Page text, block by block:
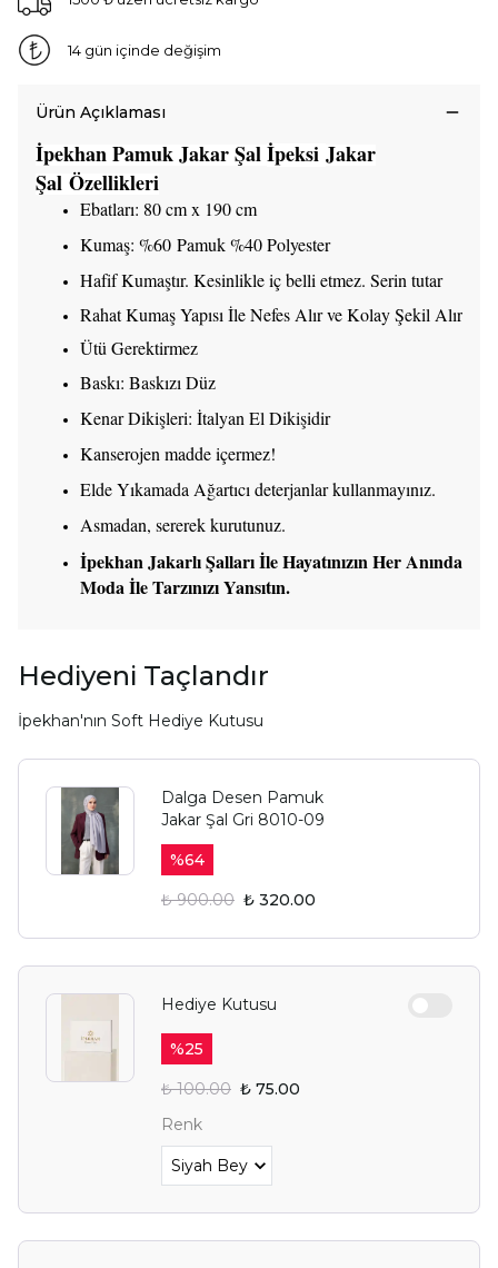
14 gün içinde değişim
Ürün Açıklaması
İpekhan Pamuk Jakar Şalİpeksi Jakar
Şal Özellikleri
Ebatları: 80 cm x 190 cm
Kumaş: %60 Pamuk %40 Polyester
Hafif Kumaştır. Kesinlikle iç belli etmez. Serin tutar
Rahat Kumaş Yapısı İle Nefes Alır ve Kolay Şekil Alır
Ütü Gerektirmez
Baskı: Baskızı Düz
Kenar Dikişleri: İtalyan El Dikişidir
Kanserojen madde içermez!
Elde Yıkamada Ağartıcı deterjanlar kullanmayınız.
Asmadan, sererek kurutunuz.
İpekhan Jakarlı Şalları İle Hayatınızın Her Anında
Moda İle Tarzınızı Yansıtın.
Hediyeni Taçlandır
İpekhan'nın Soft Hediye Kutusu
Dalga Desen Pamuk
Jakar Şal Gri 8010-09
%64
₺ 900.00 ₺ 320.00
Hediye Kutusu
%25
₺ 100.00 ₺ 75.00
Renk